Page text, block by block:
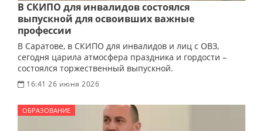
В СКИПО для инвалидов состоялся
выпускной для освоивших важные
профессии
В Саратове, в СКИПО для инвалидов и лиц с ОВЗ,
сегодня царила атмосфера праздника и гордости –
состоялся торжественный выпускной.
16:41 26 июня 2026
ОБРАЗОВАНИЕ